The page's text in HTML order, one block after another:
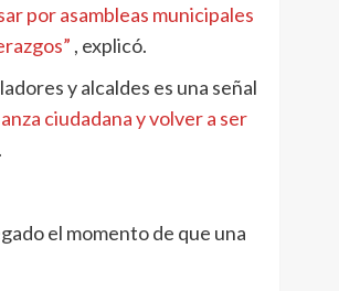
por asambleas municipales
, explicó.
y alcaldes es una señal
ciudadana y volver a ser
.
el momento de que una